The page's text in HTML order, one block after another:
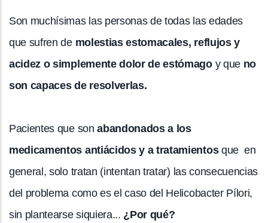
Son muchísimas las personas de todas las edades
que sufren de molestias estomacales, reflujos y
acidez o simplemente dolor de estómagoy que no
son capaces de resolverlas.
Pacientes que sonabandonados a los
medicamentos antiácidos y a tratamientosque en
general, solo tratan (intentan tratar) las consecuencias
del problema como es el caso del Helicobacter Pílori,
sin plantearse siquiera... ¿Por qué?